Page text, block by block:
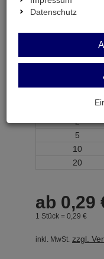
FA-BB
Adapter F-
2
5
10
20
ab 0,29
1 Stück = 0, 29 €
inkl. MwSt. zzgl.
Datenschutz